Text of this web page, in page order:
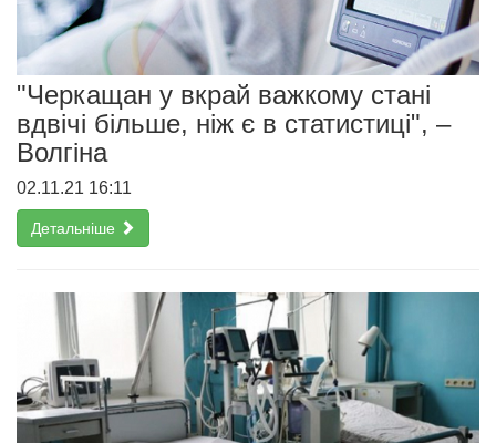
"Черкащан у вкрай важкому стані
вдвічі більше, ніж є в статистиці", –
Волгіна
02.11.21 16:11
Детальніше